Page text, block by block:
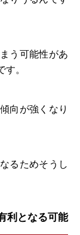
う可能性があ
。
向が強くなり
るためそうし
利となる可能